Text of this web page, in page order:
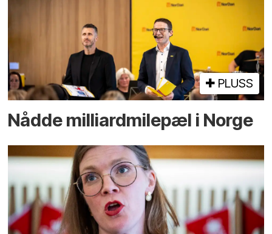
PLUSS
Nådde milliard­­milepæl i Norge